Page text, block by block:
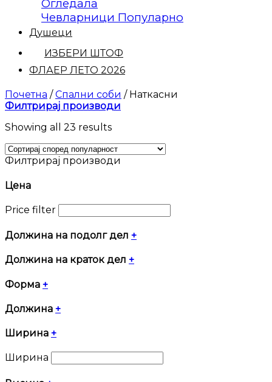
Огледала
Чевларници
Душеци
ИЗБЕРИ ШТОФ
ФЛАЕР ЛЕТО 2026
Почетна / Спални соби /Наткасни
Филтрирај производи
Showing all 23 resultsSorted
popularity
Филтрирај производи
Цена
Price filter
Должина на подолг дел +
Должина на краток дел +
Форма +
Должина +
Ширина +
Ширина